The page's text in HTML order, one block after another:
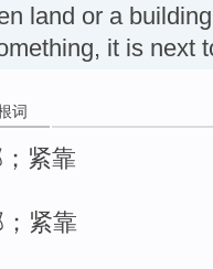
land or a
it is next
词
紧靠
紧靠